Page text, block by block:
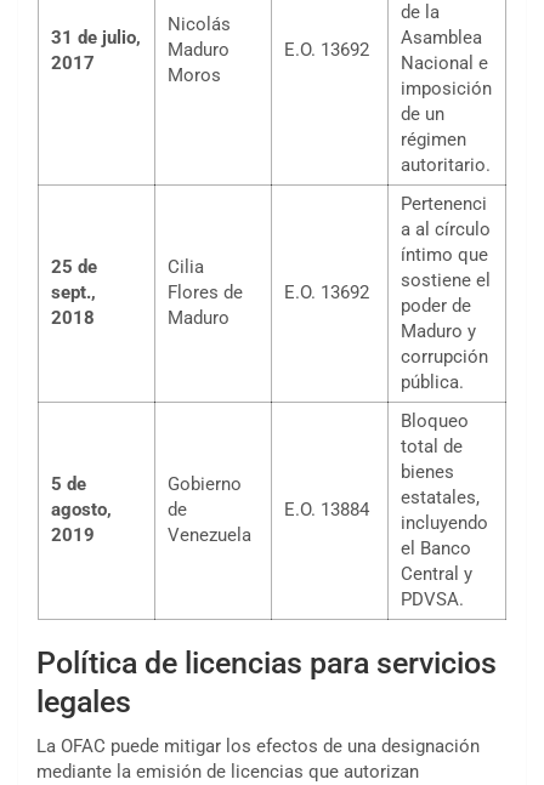
31 de julio,
2017
Nicolás
Maduro
Moros
E.O. 13692
de la
Asamblea
Nacional e
imposición
de un
régimen
autoritario.
25 de
sept.,
2018
Cilia
Flores de
Maduro
E.O. 13692
Pertenenci
a al círculo
íntimo que
sostiene el
poder de
Maduro y
corrupción
pública.
5 de
agosto,
2019
Gobierno
de
Venezuela
E.O. 13884
Bloqueo
total de
bienes
estatales,
incluyendo
el Banco
Central y
PDVSA.
Política de licencias para servicios
legales
La OFAC puede mitigar los efectos de una designación
mediante la emisión de licencias que autorizan